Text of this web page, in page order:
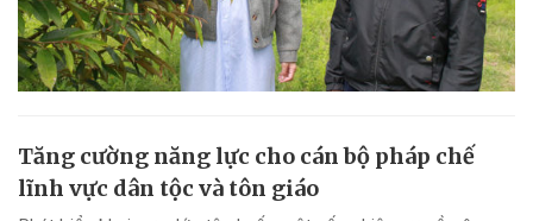
Tăng cường năng lực cho cán bộ pháp chế
lĩnh vực dân tộc và tôn giáo